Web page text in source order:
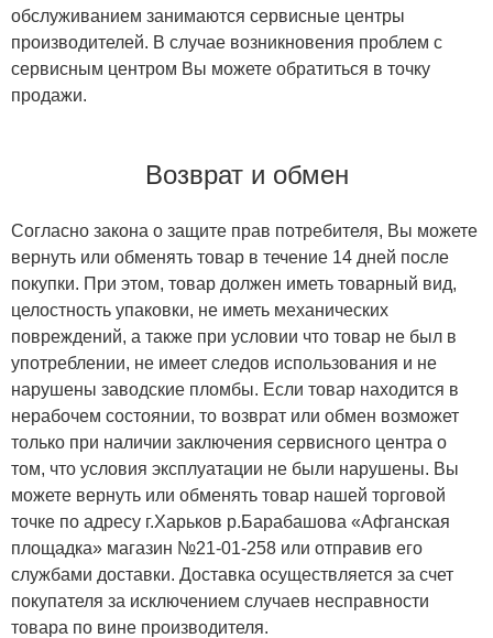
обслуживанием занимаются сервисные центры
производителей. В случае возникновения проблем с
сервисным центром Вы можете обратиться в точку
продажи.
Возврат и обмен
Согласно закона о защите прав потребителя, Вы можете
вернуть или обменять товар в течение 14 дней после
покупки. При этом, товар должен иметь товарный вид,
целостность упаковки, не иметь механических
повреждений, а также при условии что товар не был в
употреблении, не имеет следов использования и не
нарушены заводские пломбы. Если товар находится в
нерабочем состоянии, то возврат или обмен возможет
только при наличии заключения сервисного центра о
том, что условия эксплуатации не были нарушены. Вы
можете вернуть или обменять товар нашей торговой
точке по адресу г.Харьков р.Барабашова «Афганская
площадка» магазин №21-01-258 или отправив его
службами доставки. Доставка осуществляется за счет
покупателя за исключением случаев несправности
товара по вине производителя.